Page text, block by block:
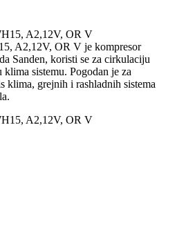
A2,12V, OR V je kompresor
Sanden, koristi se za cirkulaciju
klima sistemu. Pogodan je za
klima, grejnih i rashladnih sistema